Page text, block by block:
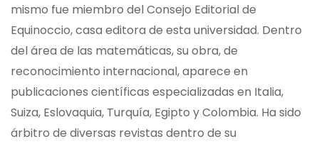
mismo fue miembro del Consejo Editorial de
Equinoccio, casa editora de esta universidad. Dentro
del área de las matemáticas, su obra, de
reconocimiento internacional, aparece en
publicaciones científicas especializadas en Italia,
Suiza, Eslovaquia, Turquía, Egipto y Colombia. Ha sido
árbitro de diversas revistas dentro de su